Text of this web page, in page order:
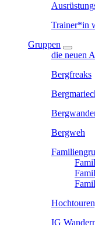
Trainer*in
Gruppen
die neuen
Bergfreaks
Bergweh
IG